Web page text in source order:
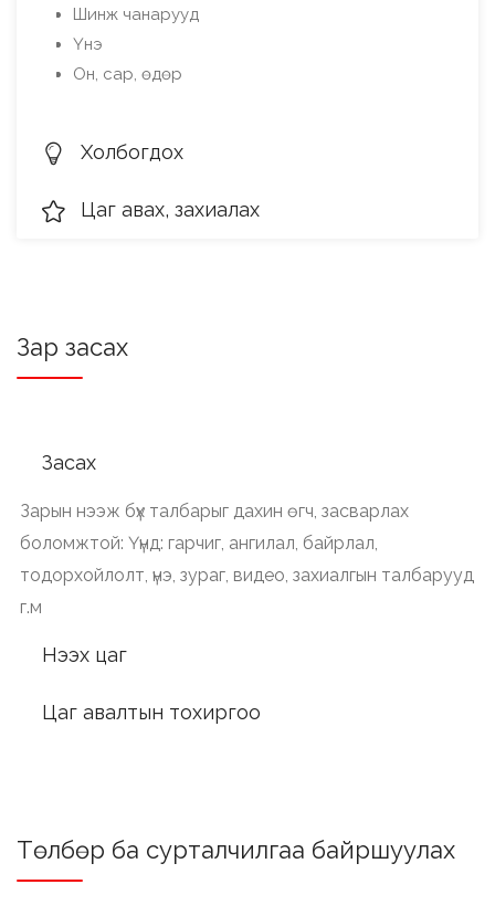
Шинж чанарууд
Үнэ
Он, сар, өдөр
Холбогдох
Цаг авах, захиалах
Зар засах
Засах
Зарын нээж бүх талбарыг дахин өгч, засварлах
боломжтой: Үүнд: гарчиг, ангилал, байрлал,
тодорхойлолт, үнэ, зураг, видео, захиалгын талбарууд
г.м
Нээх цаг
Цаг авалтын тохиргоо
Төлбөр ба сурталчилгаа байршуулах